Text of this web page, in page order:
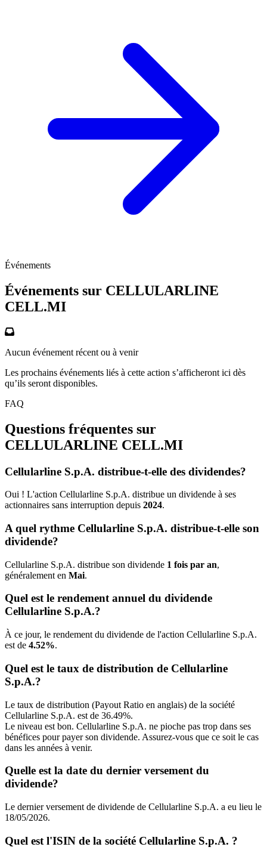
Événements
Événements sur CELLULARLINE
CELL.MI
Aucun événement récent ou à venir
Les prochains événements liés à cette action s’afficheront ici dès
qu’ils seront disponibles.
FAQ
Questions fréquentes sur
CELLULARLINE CELL.MI
Cellularline S.p.A. distribue-t-elle des dividendes?
Oui ! L'action Cellularline S.p.A. distribue un dividende à ses
actionnaires sans interruption depuis 2024.
A quel rythme Cellularline S.p.A. distribue-t-elle son
dividende?
Cellularline S.p.A. distribue son dividende 1 fois par an,
généralement en Mai.
Quel est le rendement annuel du dividende
Cellularline S.p.A.?
À ce jour, le rendement du dividende de l'action Cellularline S.p.A.
est de 4.52%.
Quel est le taux de distribution de Cellularline
S.p.A.?
Le taux de distribution (Payout Ratio en anglais) de la société
Cellularline S.p.A. est de 36.49%.
Le niveau est bon. Cellularline S.p.A. ne pioche pas trop dans ses
bénéfices pour payer son dividende. Assurez-vous que ce soit le cas
dans les années à venir.
Quelle est la date du dernier versement du
dividende?
Le dernier versement de dividende de Cellularline S.p.A. a eu lieu le
18/05/2026.
Quel est l'ISIN de la société Cellularline S.p.A. ?